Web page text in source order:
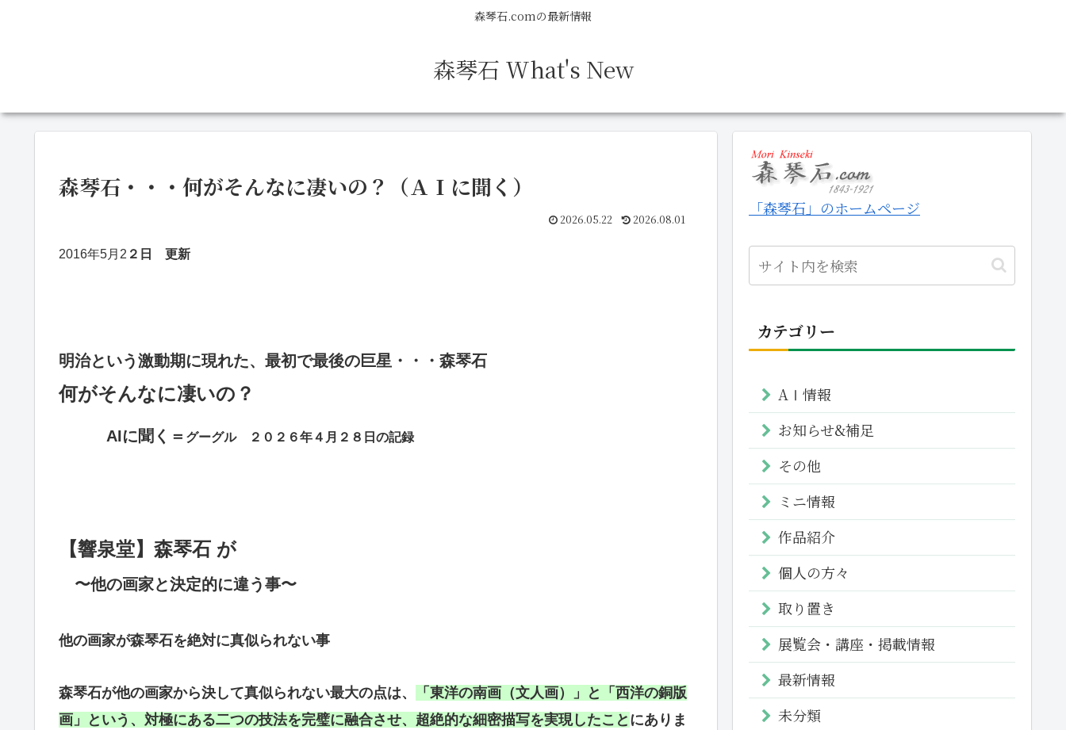
森琴石.comの最新情報
森琴石 What's New
森琴石・・・何がそんなに凄いの？（ＡＩに聞く）
2026.05.22 2026.08.01
2016年5月2 ２日 更新
明治という激動期に現れた、最初で最後の巨星・・・森琴石
何がそんなに凄いの？
AIに聞く＝ グーグル ２０２６年４月２８日の記録
【響泉堂】森琴石 が
〜他の画家と決定的に違う事〜
他の画家が森琴石を絶対に真似られない事
森琴石が他の画家から決して真似られない最大の点は、
「東洋の南画（文人画）」と「西洋の銅版
画」という、対極にある二つの技法を完璧に融合させ、超絶的な細密描写を実現したこと にありま
「森琴石」のホームページ
カテゴリー
AⅠ情報
お知らせ&補足
その他
ミニ情報
作品紹介
個人の方々
取り置き
展覧会・講座・掲載情報
最新情報
未分類